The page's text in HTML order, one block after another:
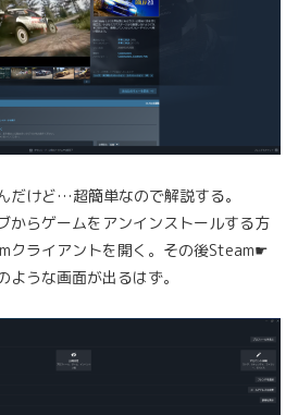
だけど…超簡単なので解説する。
からゲームをアンインストールする方
クライアントを開く。その後Steam☛
うな画面が出るはず。